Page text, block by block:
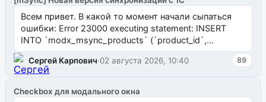
Всем привет. В какой то момент начали сыпаться
ошибки: Error 23000 executing statement: INSERT
INTO `modx_msync_products` (`product_id`,
`uuid_1c`) VALUES ...
Сергей Карпович·02 августа 2026, 10:40 89
Checkbox для модального окна